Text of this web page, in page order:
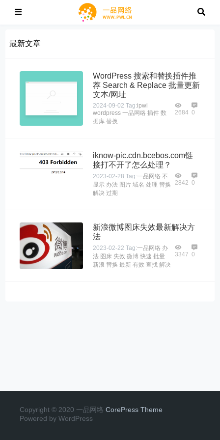
最新文章
WordPress 搜索和替换插件推
荐 Search & Replace 批量更新
文本/网址
2024-09-02 Tag:ipwl
wordpress 一品网络 插件 数
据库 替换
2684 0
iknow-pic.cdn.bcebos.com链
接打不开了怎么处理？
2023-02-28 Tag:一品网络 不
显示 办法 图片 域名 处理 替换
解决 过期
2842 0
新浪微博图床失效最新解决方
法
2023-02-22 Tag:一品网络 办
法 图床 失效 微博 快速 批量
新浪 替换 最新 有效 查找 解决
3347 0
Copyright © 2020 一品网络 CorePress Theme
Powered by WordPress